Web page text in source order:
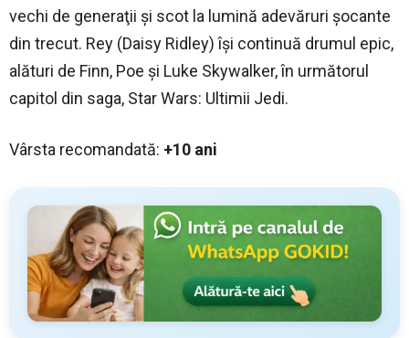
vechi de generaţii și scot la lumină adevăruri șocante
din trecut. Rey (Daisy Ridley) își continuă drumul epic,
alături de Finn, Poe și Luke Skywalker, în următorul
capitol din saga, Star Wars: Ultimii Jedi.
Vârsta recomandată: +10 ani